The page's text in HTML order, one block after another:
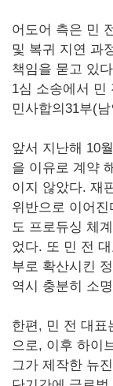
어도어 측은 민
및 복귀 지연 과
책임을 묻고 있
1심 소송에서 민
민사합의31부(
앞서 지난해 10
을 이유로 계약
이지 않았다. 재
위반으로 이어진
도 프로듀싱 체
었다. 또 민 전
부로 확산시킨
역시 충분히 소
한편, 민 전 대표
으로, 이후 하이
그가 제작한 뉴